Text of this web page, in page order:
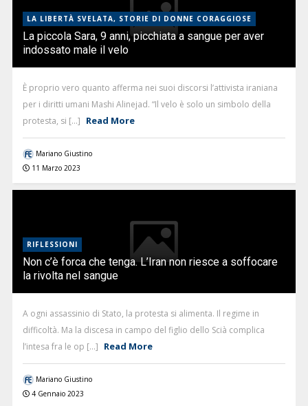
LA LIBERTÀ SVELATA, STORIE DI DONNE CORAGGIOSE
La piccola Sara, 9 anni, picchiata a sangue per aver
indossato male il velo
È proprio vero quanto afferma nei suoi discorsi l’attivista iraniana
per i diritti umani Mashi Alinejad. “Il velo è solo un simbolo della
protesta, si [...] Read More
Mariano Giustino
11 Marzo 2023
RIFLESSIONI
Non c’è forca che tenga. L’Iran non riesce a soffocare
la rivolta nel sangue
A ogni assassinio di Stato, la protesta si alimenta. Il regime in
difficoltà. Ma la discesa in campo del figlio dello Scià complica
l’intesa fra le op [...] Read More
Mariano Giustino
4 Gennaio 2023